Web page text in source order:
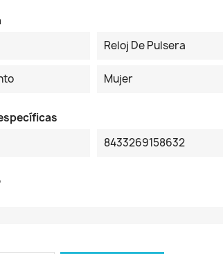
Reloj De Pulsera
Mujer
8433269158632